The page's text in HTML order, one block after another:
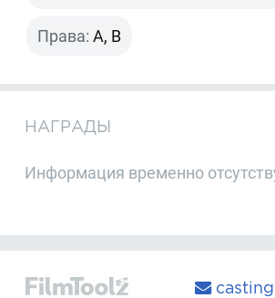
Права: A, B
НАГРАДЫ
Информация временно